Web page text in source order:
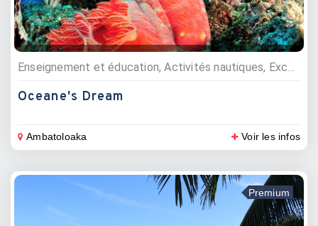
Oceane's Dream
Ambatoloaka Voir les infos
Premium